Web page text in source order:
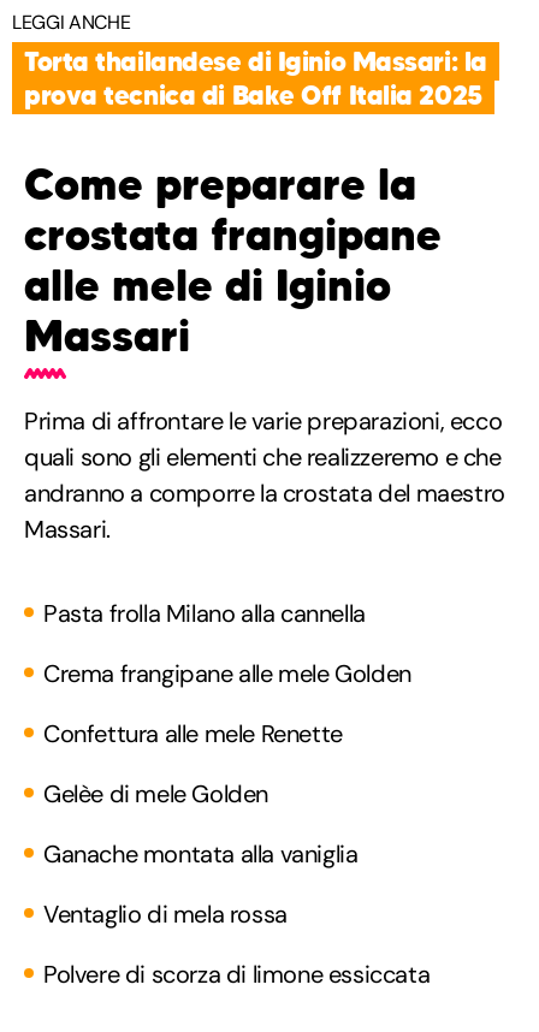
LEGGI ANCHE
Torta thailandese di Iginio Massari: la
prova tecnica di Bake Off Italia 2025
Come preparare la
crostata frangipane
alle mele di Iginio
Massari
Prima di affrontare le varie preparazioni, ecco
quali sono gli elementi che realizzeremo e che
andranno a comporre la crostata del maestro
Massari.
Pasta frolla Milano alla cannella
Crema frangipane alle mele Golden
Confettura alle mele Renette
Gelèe di mele Golden
Ganache montata alla vaniglia
Ventaglio di mela rossa
Polvere di scorza di limone essiccata